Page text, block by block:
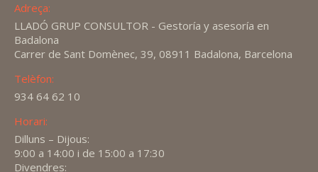
Adreça:
LLADÓ GRUP CONSULTOR - Gestoría y asesoría en
Badalona
Carrer de Sant Domènec, 39, 08911 Badalona, Barcelona
Telèfon:
934 64 62 10
Horari:
Dilluns – Dijous:
9:00 a 14:00 i de 15:00 a 17:30
Divendres: